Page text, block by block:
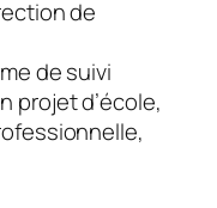
de
de suivi
projet d’école,